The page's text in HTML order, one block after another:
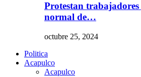
Protestan trabajadores
normal de…
octubre 25, 2024
Politica
Acapulco
Acapulco